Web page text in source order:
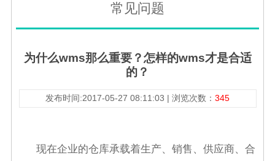
常见问题
为什么wms那么重要？怎样的wms才是合适
的？
发布时间:2017-05-27 08:11:03 | 浏览次数： 345
现在企业的仓库承载着生产、销售、供应商、合